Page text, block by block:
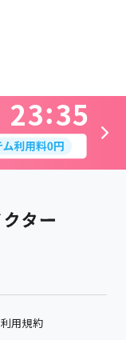
23 35
利用規約